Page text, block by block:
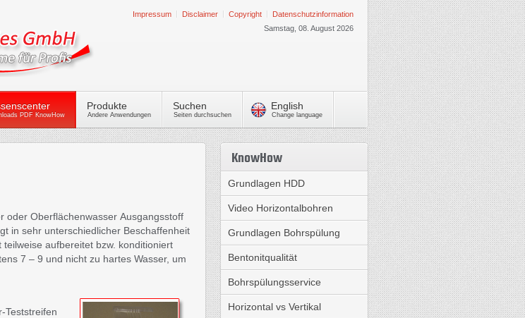
Impressum Disclaimer Copyright
Datenschutzinformation
Samstag, 08. August 2026
PDF KnowHow
Produkte
Andere Anwendungen
Suchen
Seiten durchsuchen
English
Change language
oder Oberflächenwasser Ausgangsstoff
in sehr unterschiedlicher Beschaffenheit
aufbereitet bzw. konditioniert
7 – 9 und nicht zu hartes Wasser, um
Teststreifen
KnowHow
Grundlagen HDD
Video Horizontalbohren
Grundlagen Bohrspülung
Bentonitqualität
Bohrspülungsservice
Horizontal vs Vertikal